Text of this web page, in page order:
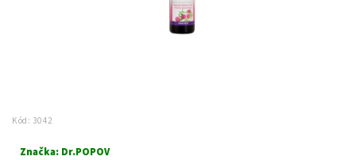
Kód: 3042
Značka: Dr.POPOV